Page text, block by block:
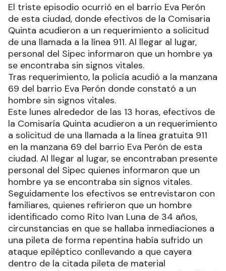
El triste episodio ocurrió en el barrio Eva Perón
de esta ciudad, donde efectivos de la Comisaria
Quinta acudieron a un requerimiento a solicitud
de una llamada a la línea 911. Al llegar al lugar,
personal del Sipec informaron que un hombre ya
se encontraba sin signos vitales.
Tras requerimiento, la policía acudió a la manzana
69 del barrio Eva Perón donde constató a un
hombre sin signos vitales.
Este lunes alrededor de las 13 horas, efectivos de
la Comisaría Quinta acudieron a un requerimiento
a solicitud de una llamada a la línea gratuita 911
en la manzana 69 del barrio Eva Perón de esta
ciudad. Al llegar al lugar, se encontraban presente
personal del Sipec quienes informaron que un
hombre ya se encontraba sin signos vitales.
Seguidamente los efectivos se entrevistaron con
familiares, quienes refirieron que un hombre
identificado como Rito Ivan Luna de 34 años,
circunstancias en que se hallaba inmediaciones a
una pileta de forma repentina había sufrido un
ataque epiléptico conllevando a que cayera
dentro de la citada pileta de material